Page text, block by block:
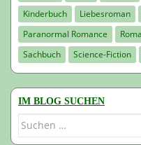
Kinderbuch
Liebesroman
Paranormal Romance
Sachbuch
Science-Fiction
IM BLOG SUCHEN
Suchen